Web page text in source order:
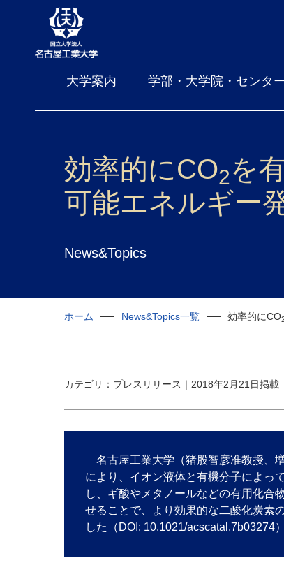
大学案内 学部・大学院・センタ
効率的にCO2を
可能エネルギー
News&Topics
ホーム News&Topics一覧 効率的にCO
カテゴリ：プレスリリース｜2018年2月21日掲載
名古屋工業大学（猪股智彦准教授、
により、イオン液体と有機分子によっ
し、ギ酸やメタノールなどの有用化合
せることで、より効果的な二酸化炭素
した（DOI: 10.1021/acscatal.7b03274）